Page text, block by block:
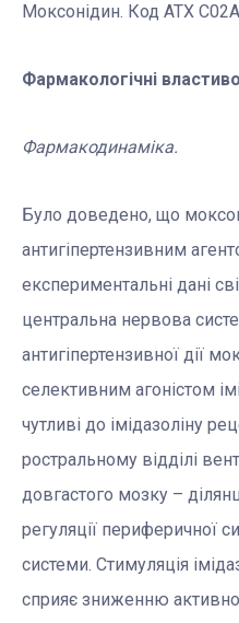
Моксонідин. Код АТХ
Фармакологічні
Фармакодинаміка.
Було доведено, що
антигіпертензивним
експериментальні дані
центральна нервова
антигіпертензивної дії
селективним агоністом
чутливі до імідазоліну
ростральному відділі
довгастого мозку –
регуляції периферичної
системи. Стимуляція
сприяє зниженню